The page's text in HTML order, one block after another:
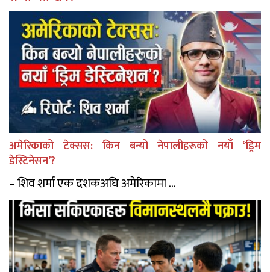
अमेरिकाको टेक्सस: किन बन्यो नेपालीहरूको नयाँ ‘ड्रिम
डेस्टिनेसन’?
– शिव शर्मा एक दशकअघि अमेरिकामा ...